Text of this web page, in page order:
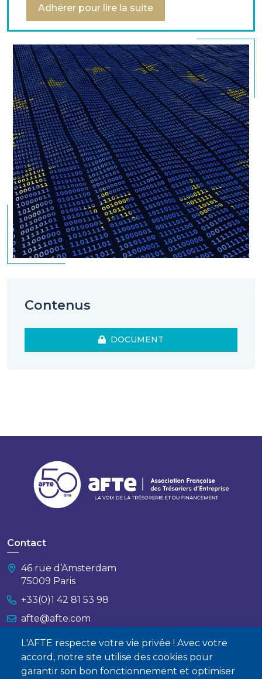
L'AFTE respecte votre vie privée ! Avec votre
accord, notre site utilise des cookies pour
garantir son bon fonctionnement et optimiser
Adhérer pour lire la suite
Contenus
DOCUMENT
Contact
46 rue d’Amsterdam
75009 Paris
+33(0)1 42 81 53 98
afte@afte.com
Nous contacter
À propos